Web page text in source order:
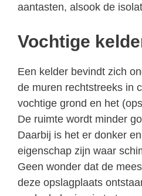
aantasten, alsook de
Vochtige
Een kelder bevindt zich
de muren rechtstreeks in
vochtige grond en het
De ruimte wordt minder
Daarbij is het er donker
eigenschap zijn waar
Geen wonder dat de
deze opslagplaats